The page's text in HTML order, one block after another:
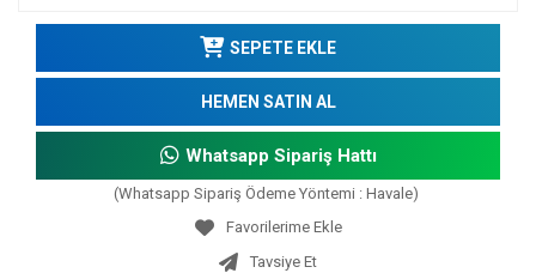
SEPETE EKLE
HEMEN SATIN AL
Whatsapp Sipariş Hattı
(Whatsapp Sipariş Ödeme Yöntemi : Havale)
Tavsiye Et